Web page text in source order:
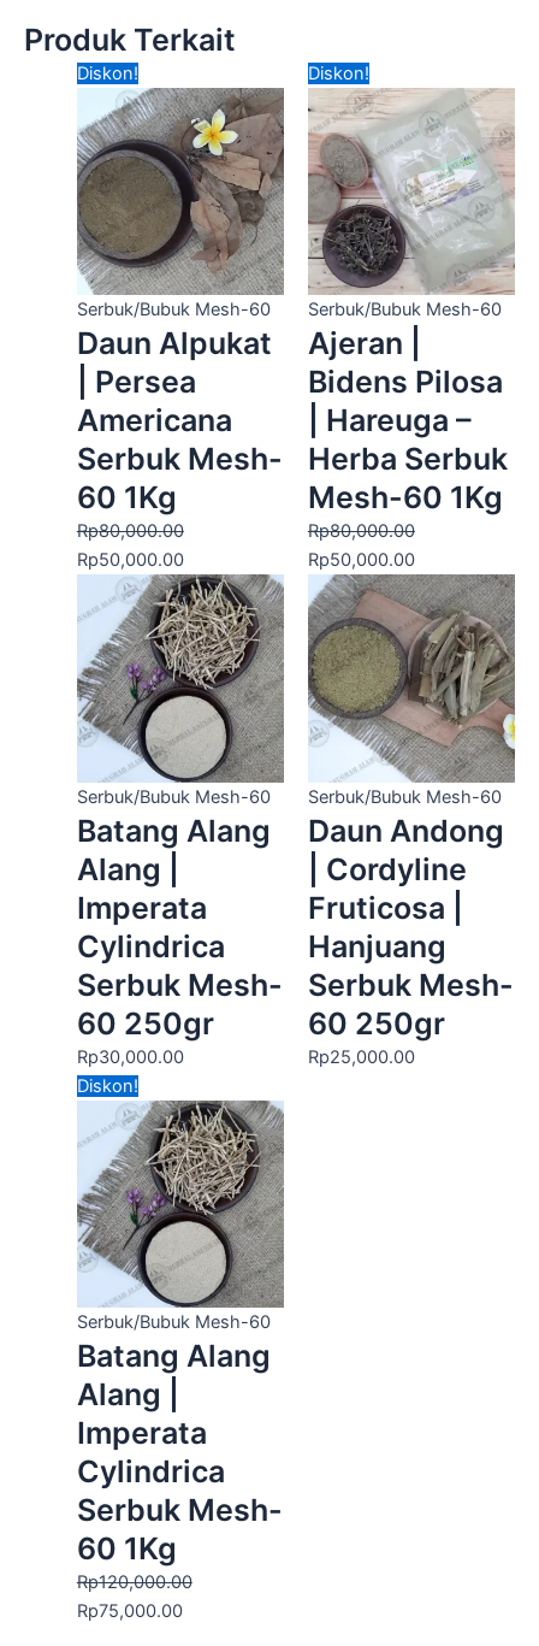
Produk Terkait
Diskon!
Serbuk/Bubuk Mesh-60
Daun Alpukat
| Persea
Americana
Serbuk Mesh-
60 1Kg
Rp80,000.00
Harga
aslinya
adalah:
Rp80,000.00.
Rp50,000.00
saat
ini
adalah:
Rp50,000.00.
Diskon!
Serbuk/Bubuk Mesh-60
Ajeran |
Bidens Pilosa
| Hareuga –
Herba Serbuk
Mesh-60 1Kg
Rp80,000.00
Harga
aslinya
adalah:
Rp80,000.00.
Rp50,000.00
saat
ini
adalah:
Rp50,000.00.
Serbuk/Bubuk Mesh-60
Batang Alang
Alang |
Imperata
Cylindrica
Serbuk Mesh-
60 250gr
Rp30,000.00
Serbuk/Bubuk Mesh-60
Daun Andong
| Cordyline
Fruticosa |
Hanjuang
Serbuk Mesh-
60 250gr
Rp25,000.00
Diskon!
Serbuk/Bubuk Mesh-60
Batang Alang
Alang |
Imperata
Cylindrica
Serbuk Mesh-
60 1Kg
Rp120,000.00
Harga
aslinya
adalah:
Rp120,000.00.
Rp75,000.00
saat
ini
adalah:
Rp75,000.00.